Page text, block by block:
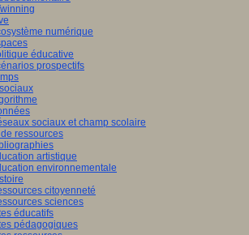
numérique
éducative
prospectifs
sociaux et champ scolaire
ressources
artistique
environnementale
citoyenneté
sciences
éducatifs
pédagogiques